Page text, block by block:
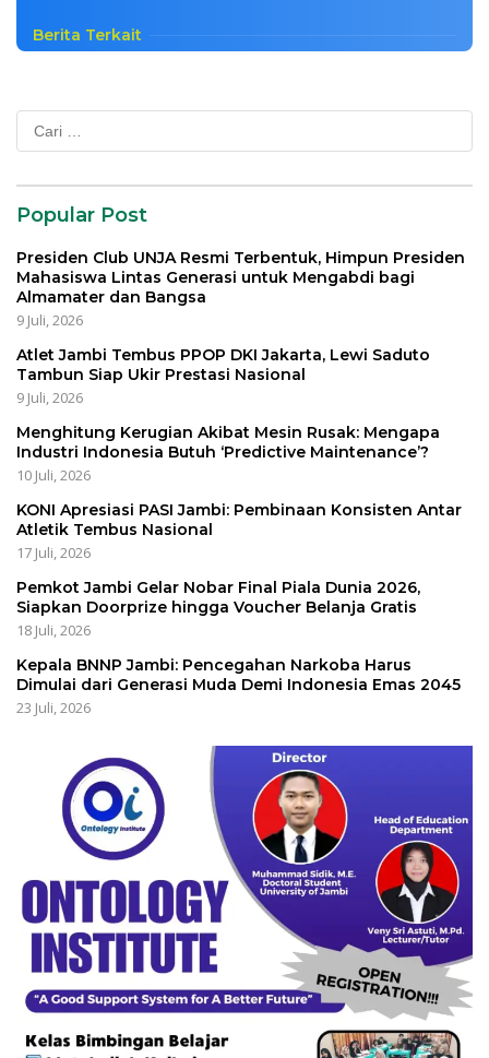
Berita Terkait
Popular Post
Presiden Club UNJA Resmi Terbentuk, Himpun Presiden
Mahasiswa Lintas Generasi untuk Mengabdi bagi
Almamater dan Bangsa
9 Juli, 2026
Atlet Jambi Tembus PPOP DKI Jakarta, Lewi Saduto
Tambun Siap Ukir Prestasi Nasional
9 Juli, 2026
Menghitung Kerugian Akibat Mesin Rusak: Mengapa
Industri Indonesia Butuh ‘Predictive Maintenance’?
10 Juli, 2026
KONI Apresiasi PASI Jambi: Pembinaan Konsisten Antar
Atletik Tembus Nasional
17 Juli, 2026
Pemkot Jambi Gelar Nobar Final Piala Dunia 2026,
Siapkan Doorprize hingga Voucher Belanja Gratis
18 Juli, 2026
Kepala BNNP Jambi: Pencegahan Narkoba Harus
Dimulai dari Generasi Muda Demi Indonesia Emas 2045
23 Juli, 2026